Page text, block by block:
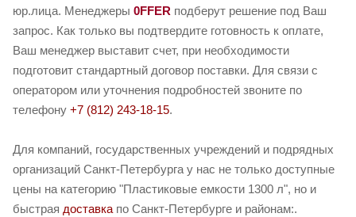
юр.лица. Менеджеры 0FFER подберут решение под Ваш
запрос. Как только вы подтвердите готовность к оплате,
Ваш менеджер выставит счет, при необходимости
подготовит стандартный договор поставки. Для связи с
оператором или уточнения подробностей звоните по
телефону +7 (812) 243-18-15.
Для компаний, государственных учреждений и подрядных
организаций Санкт-Петербурга у нас не только доступные
цены на категорию "Пластиковые емкости 1300 л", но и
быстрая доставка по Санкт-Петербурге и районам:.